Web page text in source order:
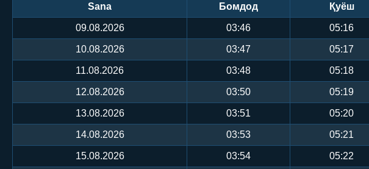
Sana Бомдод Қуёш
09.08.2026 03:46 05:16
10.08.2026 03:47 05:17
11.08.2026 03:48 05:18
12.08.2026 03:50 05:19
13.08.2026 03:51 05:20
14.08.2026 03:53 05:21
15.08.2026 03:54 05:22